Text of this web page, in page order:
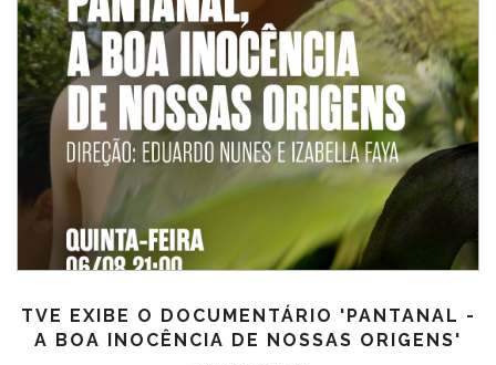
TVE EXIBE O DOCUMENTÁRIO 'PANTANAL -
A BOA INOCÊNCIA DE NOSSAS ORIGENS'